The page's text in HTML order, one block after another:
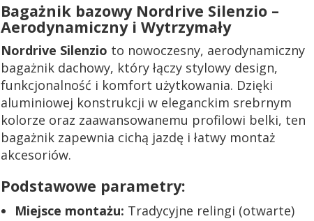
Bagażnik bazowy Nordrive Silenzio –
Aerodynamiczny i Wytrzymały
Nordrive Silenzio to nowoczesny, aerodynamiczny
bagażnik dachowy, który łączy stylowy design,
funkcjonalność i komfort użytkowania. Dzięki
aluminiowej konstrukcji w eleganckim srebrnym
kolorze oraz zaawansowanemu profilowi belki, ten
bagażnik zapewnia cichą jazdę i łatwy montaż
akcesoriów.
Podstawowe parametry:
Miejsce montażu: Tradycyjne relingi (otwarte)